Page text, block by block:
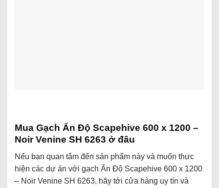
Mua Gạch Ấn Độ Scapehive 600 x 1200 –
Noir Venine SH 6263 ở đâu
Nếu bạn quan tâm đến sản phẩm này và muốn thực
hiện các dự án với gạch Ấn Độ Scapehive 600 x 1200
– Noir Venine SH 6263, hãy tới cửa hàng uy tín và